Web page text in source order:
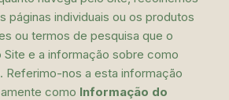
páginas individuais ou os produtos
ou termos de pesquisa que o
Site e a informação sobre como
Referimo-nos a esta informação
como Informação do